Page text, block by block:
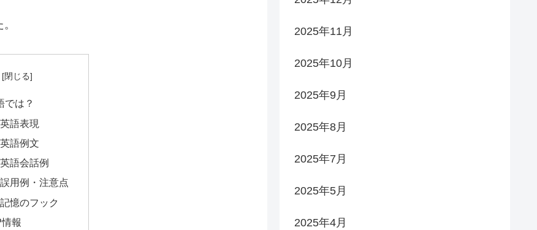
では？
語表現
語例文
語会話例
用例・注意点
憶のフック
報
2025年11月
2025年10月
2025年9月
2025年8月
2025年7月
2025年5月
2025年4月